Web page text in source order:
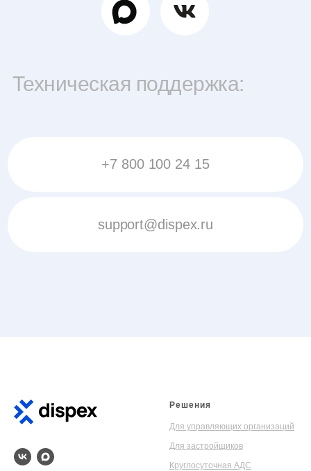
+7 800 100 24 15
support@dispex.ru
Техническая поддержка:
Решения
Для управляющих организаций
Для застройщиков
Круглосуточная АДС